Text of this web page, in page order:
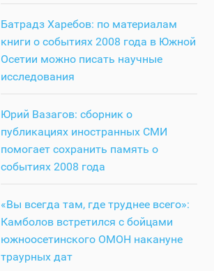
Батрадз Харебов: по материалам
книги о событиях 2008 года в Южной
Осетии можно писать научные
исследования
Юрий Вазагов: сборник о
публикациях иностранных СМИ
помогает сохранить память о
событиях 2008 года
«Вы всегда там, где труднее всего»:
Камболов встретился с бойцами
южноосетинского ОМОН накануне
траурных дат